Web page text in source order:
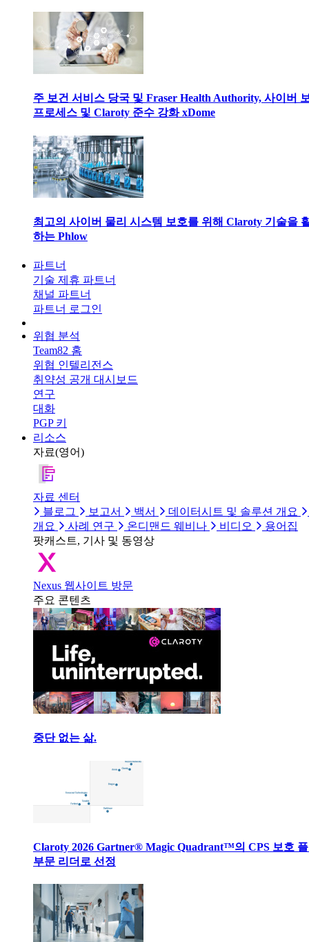
주 보건 서비스 당국 및 Fraser Health Authority, 사이버
프로세스 및 Claroty 준수 강화 xDome
최고의 사이버 물리 시스템 보호를 위해 Claroty 기술을
하는 Phlow
파트너
기술 제휴 파트너
채널 파트너
파트너 로그인
위협 분석
Team82 홈
위협 인텔리전스
취약성 공개 대시보드
연구
대화
PGP 키
리소스
자료(영어)
자료 센터
블로그
보고서 백서
데이터시트 및 솔루션 개요
개요
사례 연구 온디맨드 웨비나 비디오
용어집
팟캐스트, 기사 및 동영상
Nexus 웹사이트 방문
주요 콘텐츠
중단 없는 삶.
Claroty 2026 Gartner® Magic Quadrant™의 CPS 보호
부문 리더로 선정